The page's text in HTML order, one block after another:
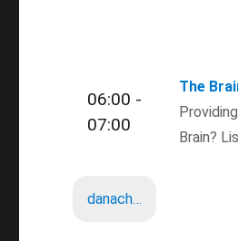
06:00 -
07:00
The
Brain?
danach…